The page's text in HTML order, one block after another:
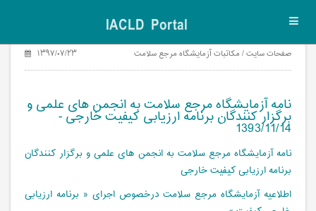
IACLD Portal
صفحات سایت / مکاتبات آزمایشگاه مرجع سلامت ۱۳۹۷/۰۷/۲۳
نامه آزمایشگاه مرجع سلامت به انجمن های علمی و
برگزار کنندگان برنامه ارزیابی کیفیت خارجی -
1393/11/14
نامه آزمایشگاه مرجع سلامت به انجمن های علمی و برگزار کنندگان
برنامه ارزیابی کیفیت خارجی
اطلاعیه آزمایشگاه مرجع سلامت درخصوص اجرای « برنامه ارزیابی